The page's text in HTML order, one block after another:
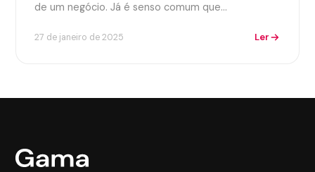
de um negócio. Já é senso comum que…
27 de janeiro de 2025 Ler